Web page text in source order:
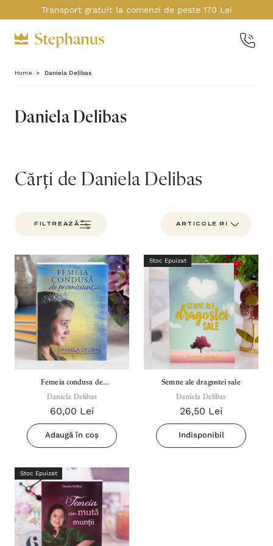
Transport gratuit la comenzi de peste 170 Lei
Home Daniela Delibas
Inima Omului
Daniela Delibas
Cărți de Daniela Delibas
FILTREAZĂ
Femeia condusa de
promisiuni - Daniela Delibas
Daniela Delibas
60,00 Lei
Adaugă în coș
Stoc Epuizat
Semne ale dragostei sale
Daniela Delibas
26,50 Lei
Indisponibil
Stoc Epuizat